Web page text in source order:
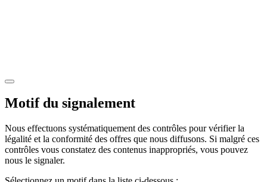
Motif du signalement
Nous effectuons systématiquement des contrôles pour vérifier la
légalité et la conformité des offres que nous diffusons. Si malgré ces
contrôles vous constatez des contenus inappropriés, vous pouvez
nous le signaler.